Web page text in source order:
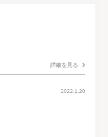
詳細を見る
2022.1.20